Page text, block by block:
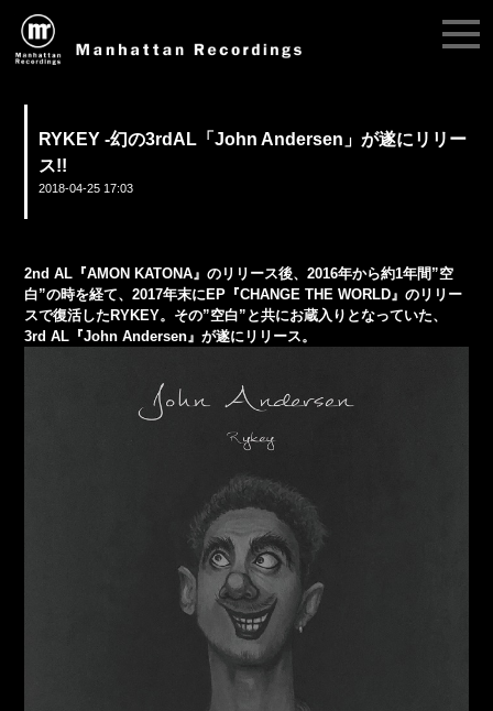
RYKEY -幻の3rdAL「John Andersen」が遂にリリー
ス!!
2018-04-25 17:03
2nd AL『AMON KATONA』のリリース後、2016年から約1年間”空
白”の時を経て、2017年末にEP『CHANGE THE WORLD』のリリー
スで復活したRYKEY。その”空白”と共にお蔵入りとなっていた、
3rd AL『John Andersen』が遂にリリース。